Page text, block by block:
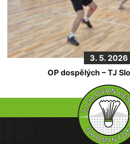
3. 5. 2026
OP dospělých – TJ